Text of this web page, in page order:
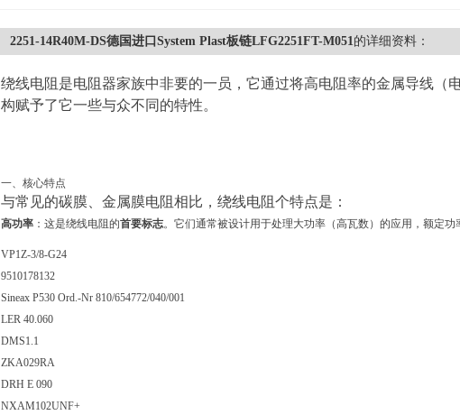
2251-14R40M-DS德国进口System Plast板链LFG2251FT-M051的详细资料：
绕线电阻是电阻器家族中非要的一员，它通过将高电阻率的金属导线（
构赋予了它一些与众不同的特性。
一、核心特点
与常见的碳膜、金属膜电阻相比，绕线电阻个特点是：
高功率 ：这是绕线电阻的首要标志。它们通常被设计用于处理大功率（高瓦数）的应用，额定功
VP1Z-3/8-G24
9510178132
Sineax P530 Ord.-Nr 810/654772/040/001
LER 40.060
DMS1.1
ZKA029RA
DRH E 090
NXAM102UNF+